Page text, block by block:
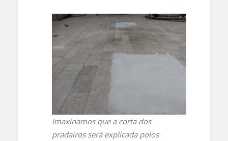
Imaxinamos que a corta dos
pradairos será explicada polos